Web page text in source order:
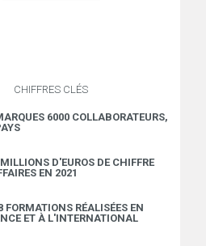
CHIFFRES CLÉS
6000 COLLABORATEURS,
D'EUROS DE CHIFFRE
EN 2021
FORMATIONS RÉALISÉES EN
ET À L'INTERNATIONAL